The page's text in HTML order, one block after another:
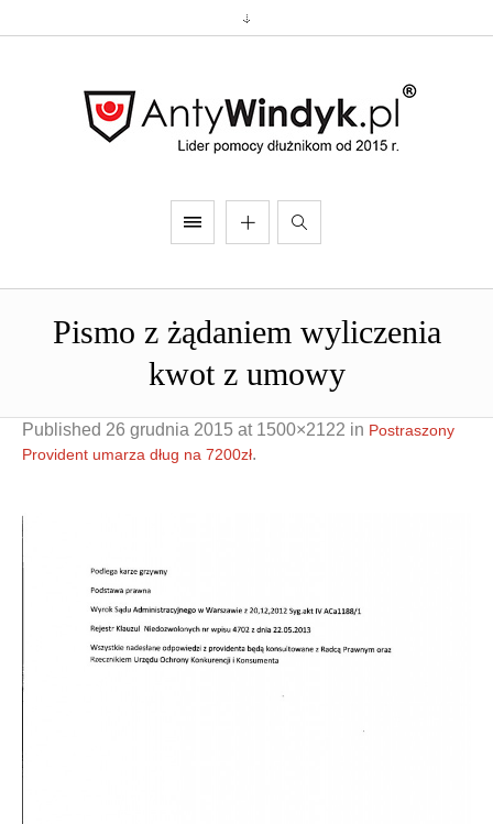
Doradztwo prawne
Doradztwo & konsulting Doradztwo & konsulting
Pismo z żądaniem wyliczenia
kwot z umowy
Published 26 grudnia 2015 at 1500×2122 in Postraszony
Provident umarza dług na 7200zł.